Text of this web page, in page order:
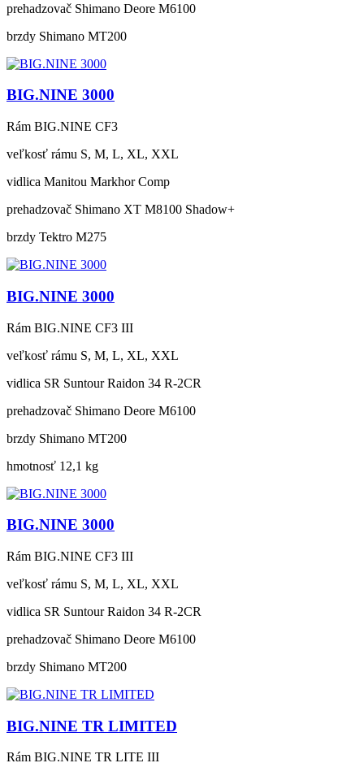
prehadzovač Shimano Deore M6100
brzdy Shimano MT200
BIG.NINE 3000
Rám BIG.NINE CF3
veľkosť rámu S, M, L, XL, XXL
vidlica Manitou Markhor Comp
prehadzovač Shimano XT M8100 Shadow+
brzdy Tektro M275
BIG.NINE 3000
Rám BIG.NINE CF3 III
veľkosť rámu S, M, L, XL, XXL
vidlica SR Suntour Raidon 34 R-2CR
prehadzovač Shimano Deore M6100
brzdy Shimano MT200
hmotnosť 12,1 kg
BIG.NINE 3000
Rám BIG.NINE CF3 III
veľkosť rámu S, M, L, XL, XXL
vidlica SR Suntour Raidon 34 R-2CR
prehadzovač Shimano Deore M6100
brzdy Shimano MT200
BIG.NINE TR LIMITED
Rám BIG.NINE TR LITE III